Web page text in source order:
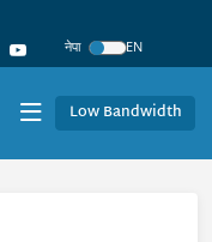
नेपा
EN
Low Bandwidth